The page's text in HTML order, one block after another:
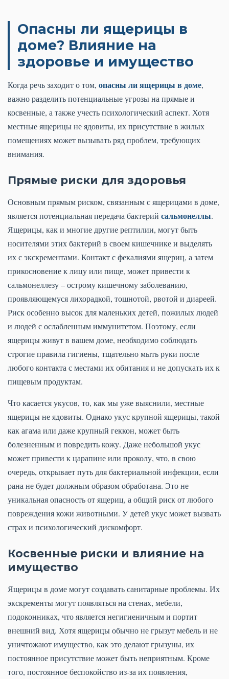
Опасны ли ящерицы в
доме? Влияние на
здоровье и имущество
Когда речь заходит о том, опасны ли ящерицы в доме,
важно разделить потенциальные угрозы на прямые и
косвенные, а также учесть психологический аспект. Хотя
местные ящерицы не ядовиты, их присутствие в жилых
помещениях может вызывать ряд проблем, требующих
внимания.
Прямые риски для здоровья
Основным прямым риском, связанным с ящерицами в доме,
является потенциальная передача бактерий сальмонеллы.
Ящерицы, как и многие другие рептилии, могут быть
носителями этих бактерий в своем кишечнике и выделять
их с экскрементами. Контакт с фекалиями ящериц, а затем
прикосновение к лицу или пище, может привести к
сальмонеллезу – острому кишечному заболеванию,
проявляющемуся лихорадкой, тошнотой, рвотой и диареей.
Риск особенно высок для маленьких детей, пожилых людей
и людей с ослабленным иммунитетом. Поэтому, если
ящерицы живут в вашем доме, необходимо соблюдать
строгие правила гигиены, тщательно мыть руки после
любого контакта с местами их обитания и не допускать их к
пищевым продуктам.
Что касается укусов, то, как мы уже выяснили, местные
ящерицы не ядовиты. Однако укус крупной ящерицы, такой
как агама или даже крупный геккон, может быть
болезненным и повредить кожу. Даже небольшой укус
может привести к царапине или проколу, что, в свою
очередь, открывает путь для бактериальной инфекции, если
рана не будет должным образом обработана. Это не
уникальная опасность от ящериц, а общий риск от любого
повреждения кожи животными. У детей укус может вызвать
страх и психологический дискомфорт.
Косвенные риски и влияние на
имущество
Ящерицы в доме могут создавать санитарные проблемы. Их
экскременты могут появляться на стенах, мебели,
подоконниках, что является негигиеничным и портит
внешний вид. Хотя ящерицы обычно не грызут мебель и не
уничтожают имущество, как это делают грызуны, их
постоянное присутствие может быть неприятным. Кроме
того, постоянное беспокойство из-за их появления,